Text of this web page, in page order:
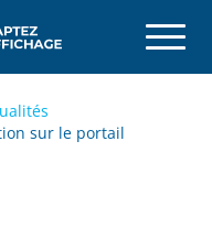
sur le portail